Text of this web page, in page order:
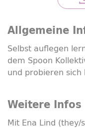
Allgemeine
Selbst auflegen
dem Spoon
und probieren sich
Weitere Infos
Mit Ena Lind (they/